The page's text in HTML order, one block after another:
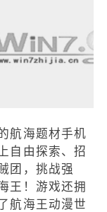
航海题材手机
自由探索、招
团，挑战强
王！游戏还拥
航海王动漫世